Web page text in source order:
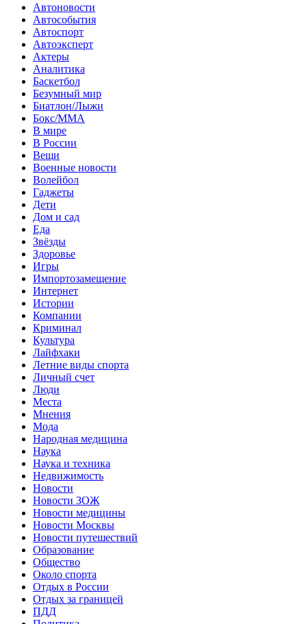
Автоновости
Автособытия
Автоспорт
Автоэксперт
Актеры
Аналитика
Баскетбол
Безумный мир
Биатлон/Лыжи
Бокс/MMA
В мире
В России
Вещи
Военные новости
Волейбол
Гаджеты
Дети
Дом и сад
Еда
Звёзды
Здоровье
Игры
Импортозамещение
Интернет
Истории
Компании
Криминал
Культура
Лайфхаки
Летние виды спорта
Личный счет
Люди
Места
Мнения
Мода
Народная медицина
Наука
Наука и техника
Недвижимость
Новости
Новости ЗОЖ
Новости медицины
Новости Москвы
Новости путешествий
Образование
Общество
Около спорта
Отдых в России
Отдых за границей
ПДД